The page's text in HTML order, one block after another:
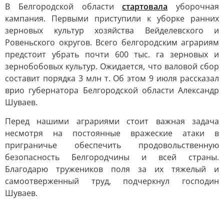
В Белгородской областистартовала уборочная
кампания. Первыми приступили к уборке ранних
зерновых культур хозяйства Вейделевского и
Ровеньского округов. Всего белгородским аграриям
предстоит убрать почти 600 тыс. га зерновых и
зернобобовых культур. Ожидается, что валовой сбор
составит порядка 3 млн т. Об этом 9 июля рассказал
врио губернатора Белгородской области Александр
Шуваев.
Перед нашими аграриями стоит важная задача
несмотря на постоянные вражеские атаки в
приграничье обеспечить продовольственную
безопасность Белгородчины и всей страны.
Благодарю тружеников поля за их тяжелый и
самоотверженный труд, подчеркнул господин
Шуваев.